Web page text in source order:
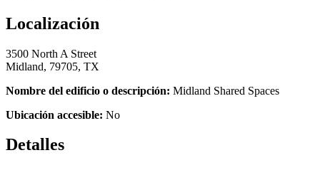
Localización
3500 North A Street
Midland, 79705, TX
Nombre del edificio o descripción: Midland Shared Spaces
Ubicación accesible: No
Detalles